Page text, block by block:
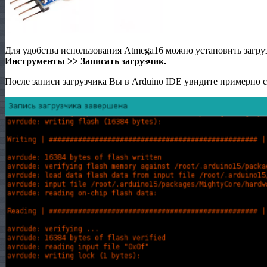
Для удобства использования Atmega16 можно установить
Инструменты >> Записать загрузчик.
После записи загрузчика Вы в Arduino IDE увидите примерно